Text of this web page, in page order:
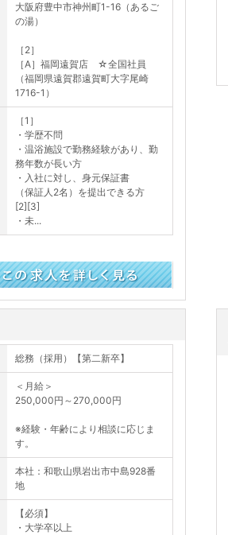
大阪府豊中市神州町1-16（あるご
の湯）
［2］
［A］福岡遠賀店 ☆全国社員
（福岡県遠賀郡遠賀町大字尾崎
1716-1）
［1］
・学歴不問
・温浴施設で勤務経験があり、勤
務年数が長い方
・入社に対し、身元保証書
（保証人2名）を提出できる方
[2][3]
・未...
総務（採用）【第二新卒】
＜月給＞
250,000円～270,000円
※経験・年齢により相談に応じま
す。
本社：和歌山県岩出市中島928番
地
【必須】
・大学卒以上